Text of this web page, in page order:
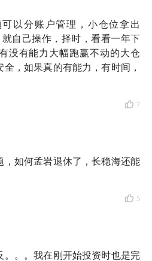
以分账户管理，小仓位拿出
就自己操作，择时，看看一年下
没有能力大幅跑赢不动的大仓
，如果真的有能力，有时间，
7
，如何孟岩退休了，长稳海还能
5
。。。我在刚开始投资时也是完